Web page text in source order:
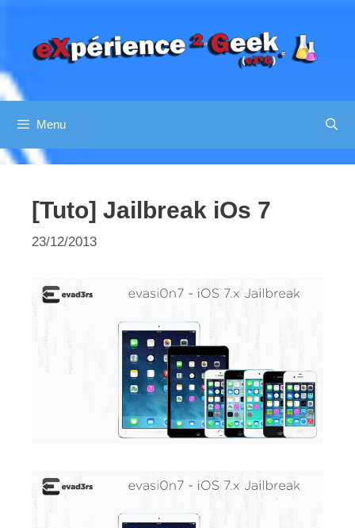
contenu
Menu
[Tuto] Jailbreak iOs 7
23/12/2013